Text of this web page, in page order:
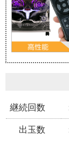
継続回数
出玉数